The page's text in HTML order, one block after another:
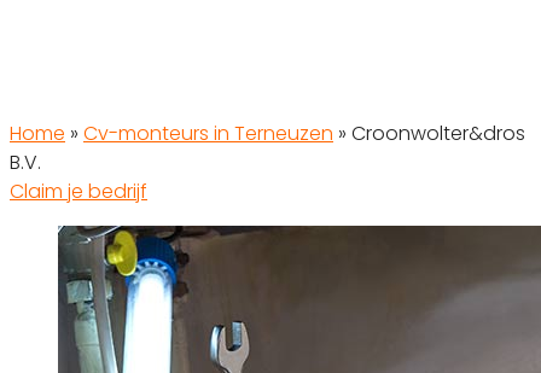
Home » Cv-monteurs in Terneuzen » Croonwolter&dros
B.V.
Claim je bedrijf